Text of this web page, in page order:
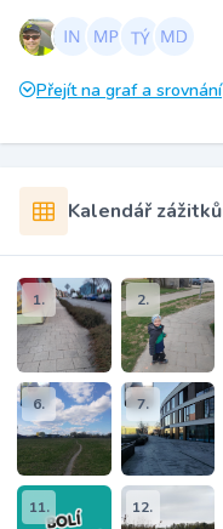
Přejít na graf a srovnání
Kalendář zážitků
1. 2.
6. 7.
11. 12.